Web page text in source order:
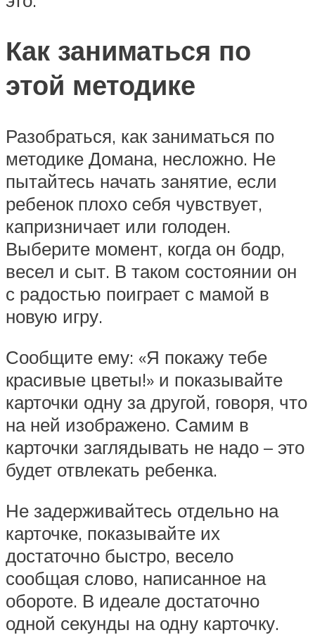
Как заниматься по
этой методике
Разобраться, как заниматься по
методике Домана, несложно. Не
пытайтесь начать занятие, если
ребенок плохо себя чувствует,
капризничает или голоден.
Выберите момент, когда он бодр,
весел и сыт. В таком состоянии он
с радостью поиграет с мамой в
новую игру.
Сообщите ему: «Я покажу тебе
красивые цветы!» и показывайте
карточки одну за другой, говоря, что
на ней изображено. Самим в
карточки заглядывать не надо – это
будет отвлекать ребенка.
Не задерживайтесь отдельно на
карточке, показывайте их
достаточно быстро, весело
сообщая слово, написанное на
обороте. В идеале достаточно
одной секунды на одну карточку.